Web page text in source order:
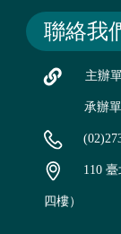
聯絡我
主辦
承辦
110
四樓）